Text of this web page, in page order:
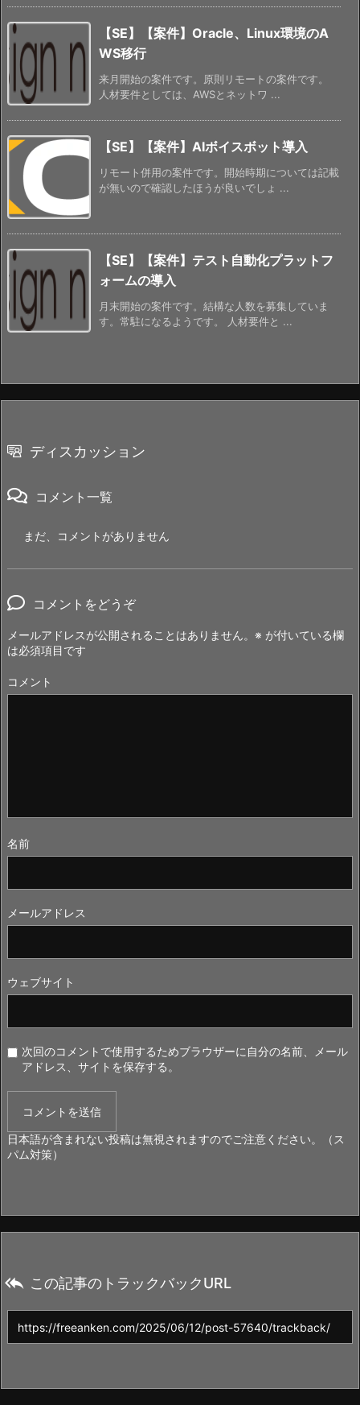
【SE】【案件】Oracle、Linux環境のA
WS移行
来月開始の案件です。原則リモートの案件です。
人材要件としては、AWSとネットワ ...
【SE】【案件】AIボイスボット導入
リモート併用の案件です。開始時期については記載
が無いので確認したほうが良いでしょ ...
【SE】【案件】テスト自動化プラットフ
ォームの導入
月末開始の案件です。結構な人数を募集していま
す。常駐になるようです。 人材要件と ...
ディスカッション
コメント一覧
まだ、コメントがありません
コメントをどうぞ
メールアドレスが公開されることはありません。 ※ が付いている欄
は必須項目です
コメント
名前
メールアドレス
ウェブサイト
次回のコメントで使用するためブラウザーに自分の名前、メール
アドレス、サイトを保存する。
日本語が含まれない投稿は無視されますのでご注意ください。（ス
パム対策）
 この記事のトラックバックURL